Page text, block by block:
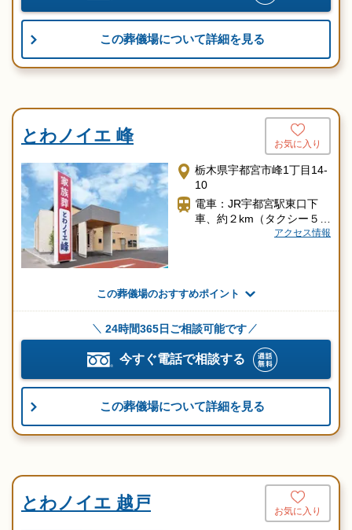
この葬儀場について詳細を見る
とわノイエ 峰 お気に入り
栃木県宇都宮市峰1丁目14-
10
電車：JR宇都宮駅東口下
車、約２km（タクシー５
アクセス情報
この葬儀場のおすすめポイント
24時間365日ご相談可能です
今すぐ電話で相談する
この葬儀場について詳細を見る
とわノイエ 越戸 お気に入り